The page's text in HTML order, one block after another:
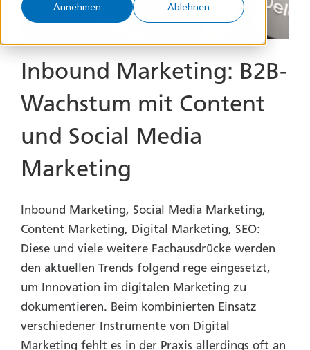
Annehmen Ablehnen
Inbound Marketing: B2B-
Wachstum mit Content
und Social Media
Marketing
Inbound Marketing, Social Media Marketing,
Content Marketing, Digital Marketing, SEO:
Diese und viele weitere Fachausdrücke werden
den aktuellen Trends folgend rege eingesetzt,
um Innovation im digitalen Marketing zu
dokumentieren. Beim kombinierten Einsatz
verschiedener Instrumente von Digital
Marketing fehlt es in der Praxis allerdings oft an